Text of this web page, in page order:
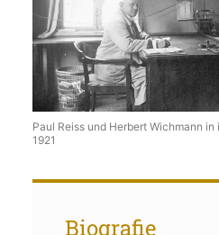
Paul Reiss und Herbert Wichmann
1921
Biografie